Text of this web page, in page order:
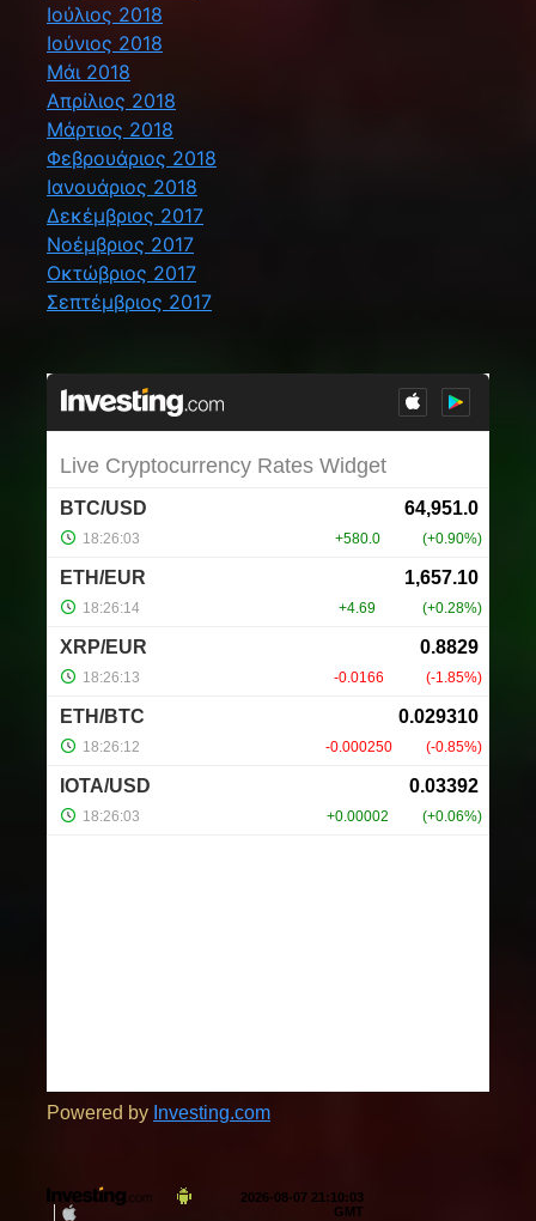
Ιούλιος 2018
Ιούνιος 2018
Μάι 2018
Απρίλιος 2018
Μάρτιος 2018
Φεβρουάριος 2018
Ιανουάριος 2018
Δεκέμβριος 2017
Νοέμβριος 2017
Οκτώβριος 2017
Σεπτέμβριος 2017
Powered by Investing.com